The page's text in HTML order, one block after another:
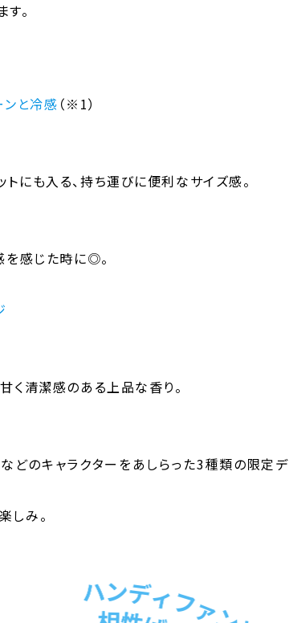
。
と冷感 （※1）
にも入る、持ち運びに便利なサイズ感。
を感じた時に◎。
く清潔感のある上品な香り。
どのキャラクターをあしらった3種類の限定デ
しみ。